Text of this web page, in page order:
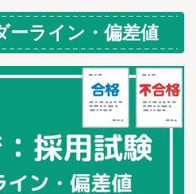
ーライン・偏差値